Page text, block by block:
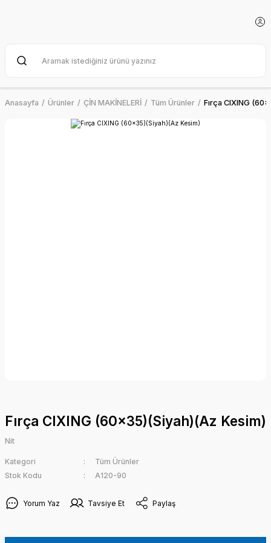
Anasayfa Ürünler ÇİN MAKİNELERİ Tüm Ürünler Fırça CIXING
Fırça CIXING (60x35)(Siyah)(Az Kesim)
Nit
Kategori
Tüm Ürünler
Stok Kodu
A120-90
Yorum Yaz Tavsiye Et Paylaş